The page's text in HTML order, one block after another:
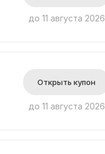
до 11 августа 2026
Открыть купон
до 11 августа 2026